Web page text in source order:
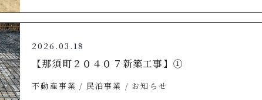
2026.03.18
【那須町２０４０７新築工事】①
不動産事業 民泊事業 お知らせ